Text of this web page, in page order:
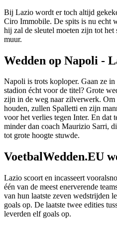
Bij Lazio wordt er toch altijd
Ciro Immobile. De spits is nu echt
hij zal de sleutel moeten zijn tot het
muur.
Wedden op Napoli -
Napoli is trots koploper. Gaan ze
stadion écht voor de titel? Grote
zijn in de weg naar zilverwerk.
houden, zullen Spalletti en zijn
voor het verlies tegen Inter. En dat
minder dan coach Maurizio Sarri,
tot grote hoogte stuwde.
VoetbalWedden.EU
Lazio scoort en incasseert
één van de meest enerverende
van hun laatste zeven wedstrijden
goals op. De laatste twee edities
leverden elf goals op.